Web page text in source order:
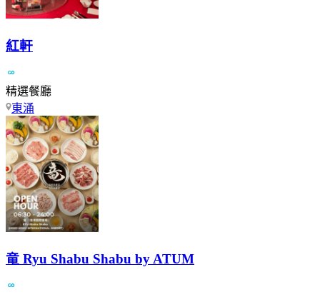
紅軒
精選餐廳
東涌
竜 Ryu Shabu Shabu by ATUM